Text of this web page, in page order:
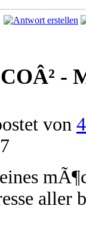
-
von
aller